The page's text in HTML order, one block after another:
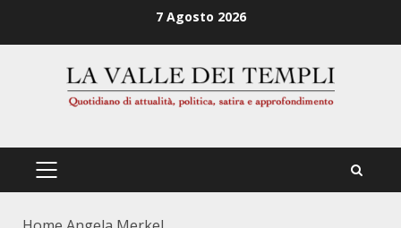
7 Agosto 2026
PRIMÄRES